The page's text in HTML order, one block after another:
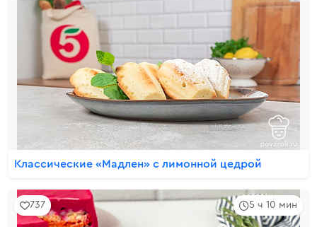
Классические «Мадлен» с лимонной цедрой
5 ч 10 мин
737